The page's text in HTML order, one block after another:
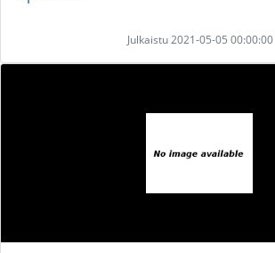
Julkaistu 2021-05-05